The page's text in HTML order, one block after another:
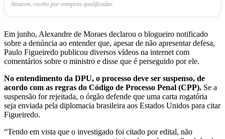
Amazon, recebo por compras qualificadas.
Em junho, Alexandre de Moraes declarou o blogueiro notificado
sobre a denúncia ao entender que, apesar de não apresentar defesa,
Paulo Figueiredo publicou diversos vídeos na internet com
comentários sobre o ministro e disse que é perseguido por ele.
No entendimento da DPU, o processo deve ser suspenso, de
acordo com as regras do Código de Processo Penal (CPP). Se a
suspensão for rejeitada, o órgão defende que uma carta rogatória
seja enviada pela diplomacia brasileira aos Estados Unidos para citar
Figueiredo.
“Tendo em vista que o investigado foi citado por edital, não